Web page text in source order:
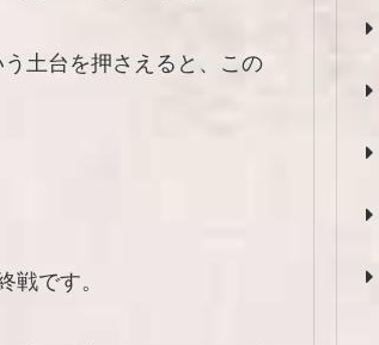
土台を押さえると、この
戦です。